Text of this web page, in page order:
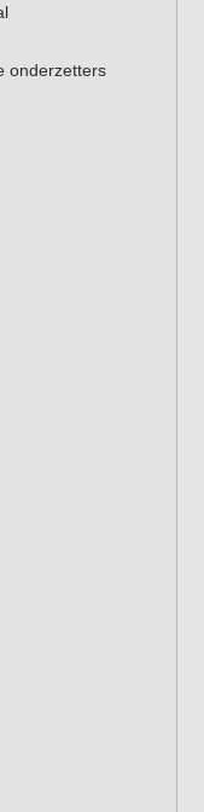
onderzetters